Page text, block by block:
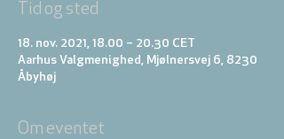
Tid og sted
18. nov. 2021, 18.00 – 20.30 CET
Aarhus Valgmenighed, Mjølnersvej 6, 8230
Åbyhøj
Om eventet